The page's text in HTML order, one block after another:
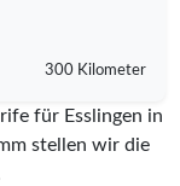
300 Kilometer
für Esslingen in
stellen wir die